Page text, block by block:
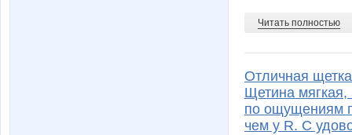
Читать полностью
Отличная
Щетина мягкая,
по ощущениям
чем у R. С